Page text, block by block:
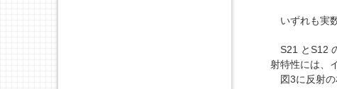
いずれも実
S21 とS12
射特性には、
図3に反射の